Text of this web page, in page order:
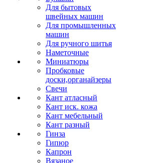
Для бытовых
швейных машин
Для промышленных
машин
Для ручного шитья
Наметочные
Миниатюры
Пробковые
доски,органайзеры
Свечи
Кант атласный
Кант иск. кожа
Кант мебельный
Кант разный
Гинза
Гипюр
Капрон
Вязаное